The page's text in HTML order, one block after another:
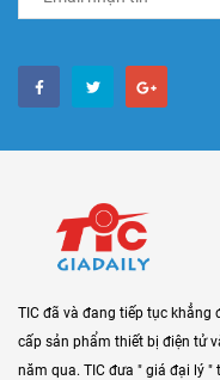
TIC đã và đang tiếp tục
cấp sản phẩm thiết bị điện tử
năm qua. TIC đưa " giá đại lý